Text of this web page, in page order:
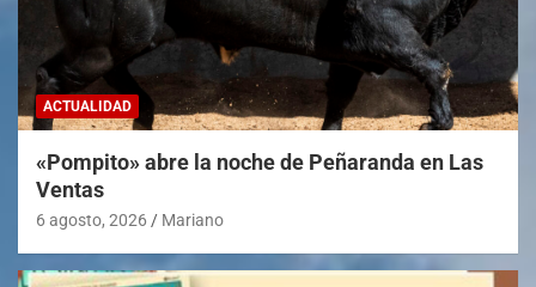
ACTUALIDAD
«Pompito» abre la noche de Peñaranda en Las
Ventas
6 agosto, 2026 Mariano